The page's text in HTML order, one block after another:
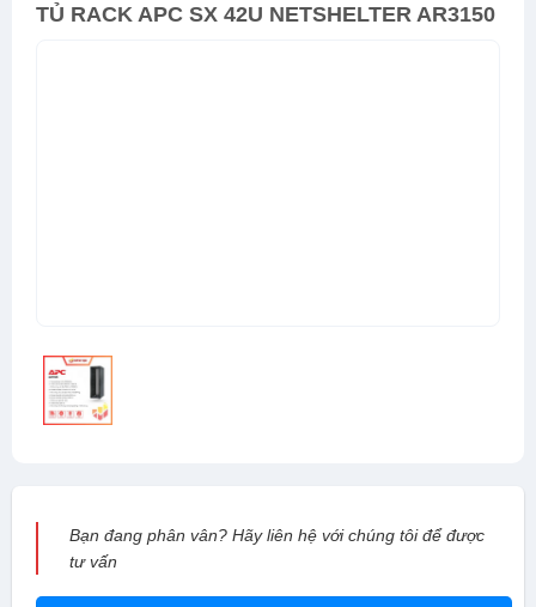
TỦ RACK APC SX 42U NETSHELTER AR3150
Bạn đang phân vân? Hãy liên hệ với chúng tôi để được
tư vấn